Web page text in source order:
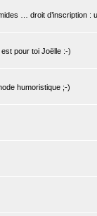
… droit d’inscription :
pour toi Joëlle :-)
humoristique ;-)